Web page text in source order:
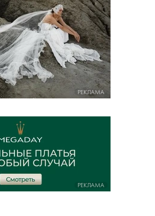
РЕКЛАМА
РЕКЛАМА